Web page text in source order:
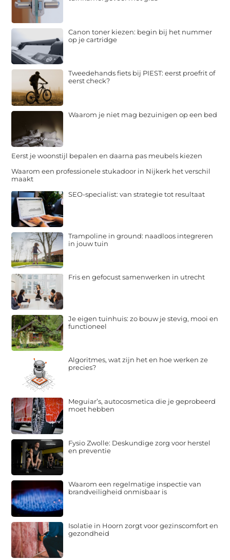
Canon toner kiezen: begin bij het nummer
op je cartridge
Tweedehands fiets bij PIEST: eerst proefrit of
eerst check?
Waarom je niet mag bezuinigen op een bed
Eerst je woonstijl bepalen en daarna pas meubels kiezen
Waarom een professionele stukadoor in Nijkerk het verschil
maakt
SEO-specialist: van strategie tot resultaat
Trampoline in ground: naadloos integreren
in jouw tuin
Fris en gefocust samenwerken in utrecht
Je eigen tuinhuis: zo bouw je stevig, mooi en
functioneel
Algoritmes, wat zijn het en hoe werken ze
precies?
Meguiar’s, autocosmetica die je geprobeerd
moet hebben
Fysio Zwolle: Deskundige zorg voor herstel
en preventie
Waarom een regelmatige inspectie van
brandveiligheid onmisbaar is
Isolatie in Hoorn zorgt voor gezinscomfort en
gezondheid